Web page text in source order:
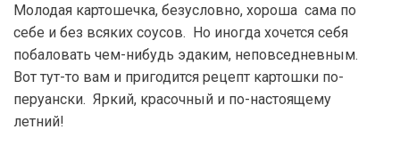
Молодая картошечка, безусловно, хороша сама по
себе и без всяких соусов. Но иногда хочется себя
побаловать чем-нибудь эдаким, неповседневным.
Вот тут-то вам и пригодится рецепт картошки по-
перуански. Яркий, красочный и по-настоящему
летний!